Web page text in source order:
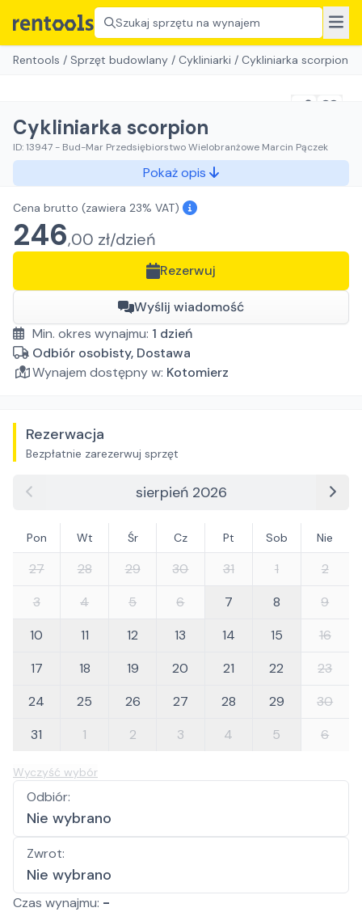
Szukaj sprzętu na wynajem
Rentools / Sprzęt budowlany / Cykliniarki / Cykliniarka scorpion
Cykliniarka scorpion
ID:13947 - Bud-Mar Przedsiębiorstwo Wielobranżowe Marcin Pączek
Pokaż opis
Cena brutto (zawiera 23% VAT)
246,00 zł/dzień
Rezerwuj
Wyślij wiadomość
Min. okres wynajmu: 1 dzień
Odbiór osobisty, Dostawa
Wynajem dostępny w: Kotomierz
Rezerwacja
Bezpłatnie zarezerwuj sprzęt
sierpień 2026
Pon Wt Śr Cz Pt Sob Nie
27 28 29 30 31 1
2
3
4 5 6 7 8
9
10
11 12 13 14 15
16
17
18 19 20 21 22
23
24
25 26 27 28 29
30
31
1 2 3 4 5 6
Wyczyść wybór
Odbiór:
Nie wybrano
Zwrot:
Nie wybrano
Czas wynajmu: -